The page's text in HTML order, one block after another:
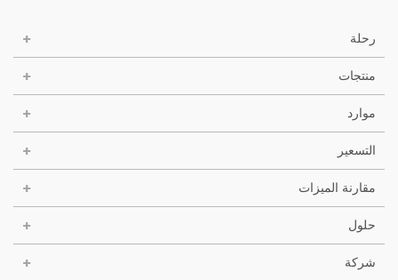
رحلة
منتجات
موارد
التسعير
مقارنة الميزات
حلول
شركة